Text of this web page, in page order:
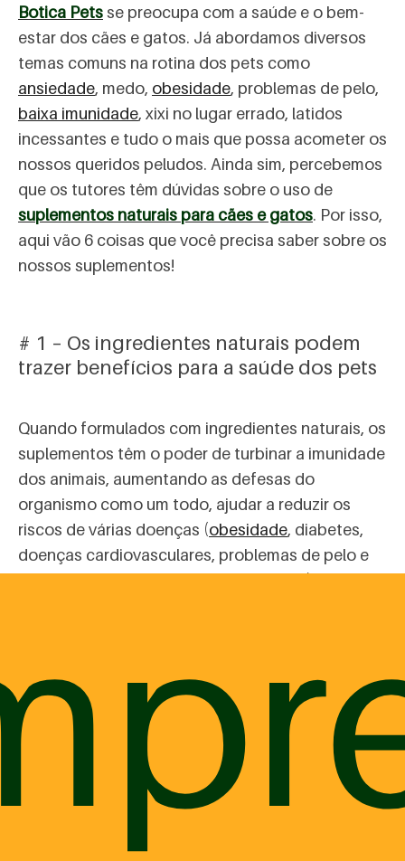
Botica Petsse preocupa com a saúde e o bem-
estar dos cães e gatos. Já abordamos diversos
temas comuns na rotina dos pets como
ansiedade, medo, obesidade, problemas de pelo,
baixa imunidade, xixi no lugar errado, latidos
incessantes e tudo o mais que possa acometer os
nossos queridos peludos. Ainda sim, percebemos
que os tutores têm dúvidas sobre o uso de
suplementos naturais para cães e gatos. Por isso,
aqui vão 6 coisas que você precisa saber sobre os
nossos suplementos!
# 1 – Os ingredientes naturais podem
trazer benefícios para a saúde dos pets
Quando formulados com ingredientes naturais, os
suplementos têm o poder de turbinar a imunidade
dos animais, aumentando as defesas do
organismo como um todo, ajudar a reduzir os
riscos de várias doenças (obesidade, diabetes,
doenças cardiovasculares, problemas de pelo e